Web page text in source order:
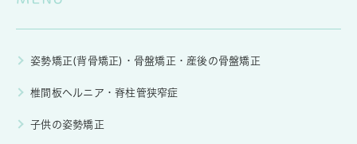
姿勢矯正(背骨矯正)・骨盤矯正・産後の骨盤矯正
椎間板ヘルニア・脊柱管狭窄症
子供の姿勢矯正